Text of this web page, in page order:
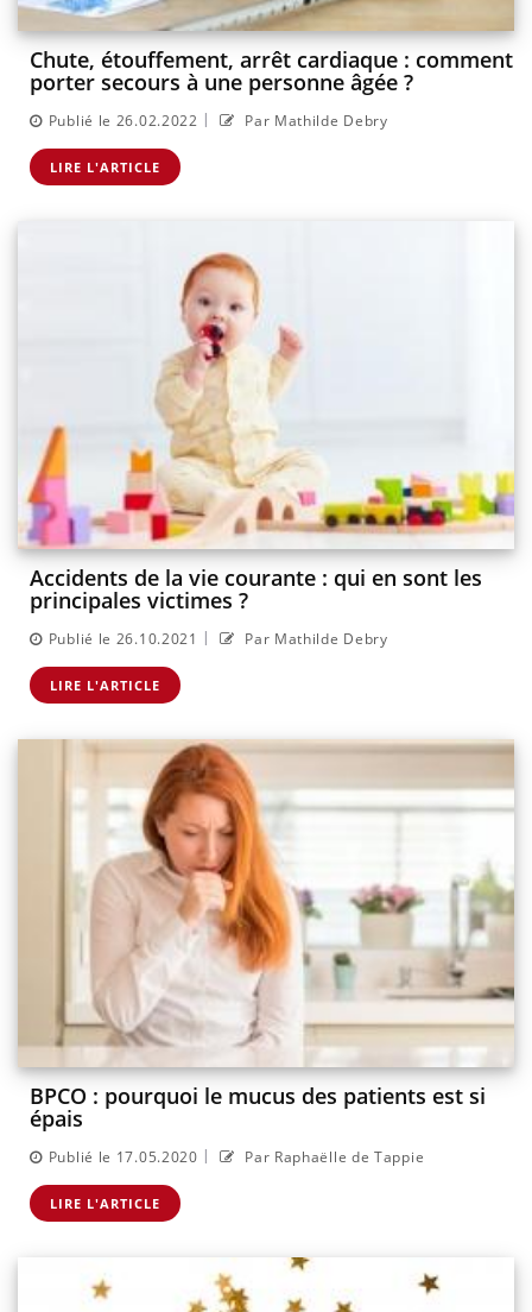
Chute, étouffement, arrêt cardiaque : comment
porter secours à une personne âgée ?
Publié le 26.02.2022 | Par Mathilde Debry
LIRE L'ARTICLE
Accidents de la vie courante : qui en sont les
principales victimes ?
Publié le 26.10.2021 | Par Mathilde Debry
LIRE L'ARTICLE
BPCO : pourquoi le mucus des patients est si
épais
Publié le 17.05.2020 | Par Raphaëlle de Tappie
LIRE L'ARTICLE